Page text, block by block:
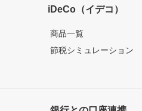
iDeCo（イデコ）
商品一覧
節税シミュレーション